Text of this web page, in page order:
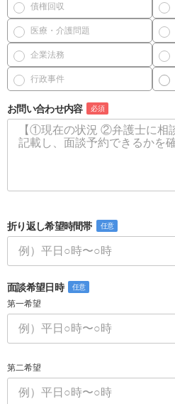
債権回収
医療・介護問題
企業法務
行政事件
お問い合わせ内容 必須
折り返し希望時間帯 任意
面談希望日時 任意
第一希望
第二希望